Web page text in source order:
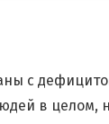
с
в целом,